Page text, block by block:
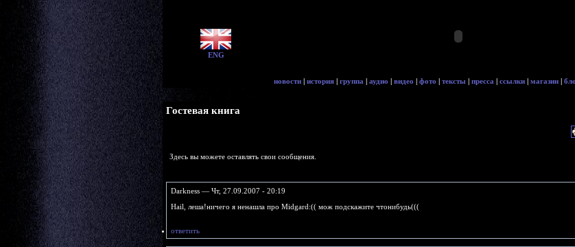
ENG
новости | история | группа | аудио | видео | фото | тексты | пресса | ссылки | магазин |
Гостевая книга
Здесь вы можете оставлять свои сообщения.
Darkness — Чт, 27.09.2007 - 20:19
Hаil, леша!ничего я ненашла про Midgard:(( мож подскажите чтонибудь(((
ответить